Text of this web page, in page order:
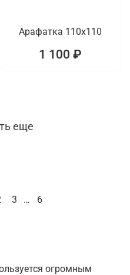
Арафатка 110x110
1 100 ₽
еще
3 … 6
огромным